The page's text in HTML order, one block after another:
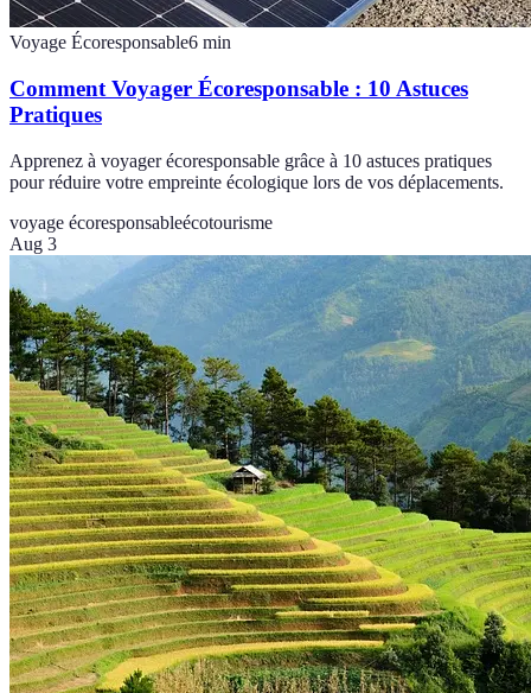
Voyage Écoresponsable6 min
Comment Voyager Écoresponsable : 10 Astuces
Pratiques
Apprenez à voyager écoresponsable grâce à 10 astuces pratiques
pour réduire votre empreinte écologique lors de vos déplacements.
voyage écoresponsableécotourisme
Aug 3